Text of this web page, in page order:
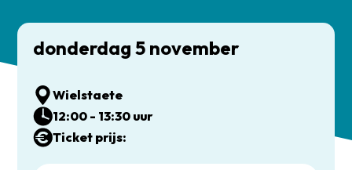
donderdag 5 november
Wielstaete
12:00 - 13:30 uur
Ticket prijs: